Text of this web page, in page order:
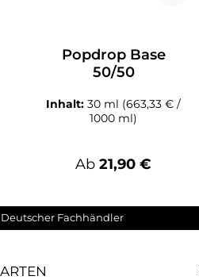
Popdrop Base
50/50
Inhalt:30 ml (663,33 € /
1000 ml)
Regulärer Preis:
Ab21,90 €
Deutscher Fachhändler